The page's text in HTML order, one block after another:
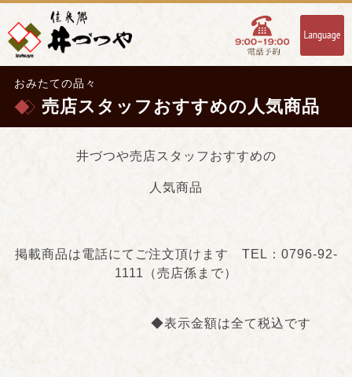
おみたての品々
売店スタッフおすすめの人気商品
井づつや売店スタッフおすすめの
人気商品
掲載商品は電話にてご注文頂けます TEL：0796-92-
1111（売店係まで）
◆表示金額は全て税込です